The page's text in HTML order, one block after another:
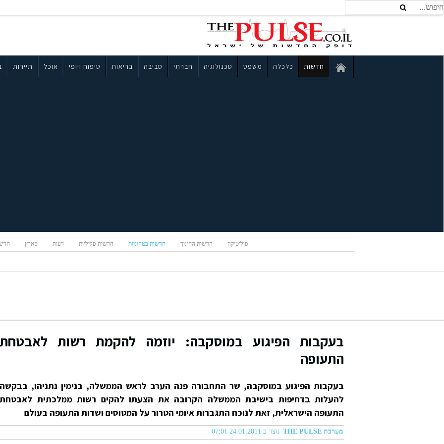
חדשות כלכלה משפט טכנולוגיה חברתי סביבה בריאות טיפוח ויופי אוכל תיירות
פוליטיקה חדשות החינוך חדשות בטחוניות חדשות פליליות דעות בארץ
בעקבות הפיגוע במוסקבה: יוזמה להקמת רשות לאבטחת
התעופה
בעקבות הפיגוע במוסקבה, שר התחבורה פנה הערב לראש הממשלה, בנימין נתניהו, בבקשה
להעלות בדחיפות בישיבת הממשלה הקרובה את הצעתו להקים רשות ממלכתית לאבטחת
התעופה הישראלית, זאת לנוכח התגברות איומי הטרור על המטוסים ושדות התעופה בעולם
מערכת THE PULSE נוצר ב 24.01.2011 07:01